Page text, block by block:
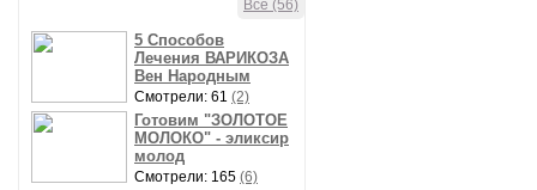
Все (56)
5 Способов
Лечения ВАРИКОЗА
Вен Народным
Смотрели: 61 (2)
Готовим "ЗОЛОТОЕ
МОЛОКО" - эликсир
молод
Смотрели: 165 (6)